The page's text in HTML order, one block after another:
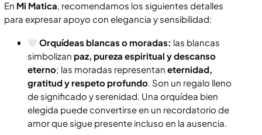
En Mi Matica, recomendamos los siguientes detalles
para expresar apoyo con elegancia y sensibilidad:
Orquídeas blancas o moradas: las blancas
simbolizan paz, pureza espiritual y descanso
eterno; las moradas representan eternidad,
gratitud y respeto profundo. Son un regalo lleno
de significado y serenidad. Una orquídea bien
elegida puede convertirse en un recordatorio de
amor que sigue presente incluso en la ausencia.